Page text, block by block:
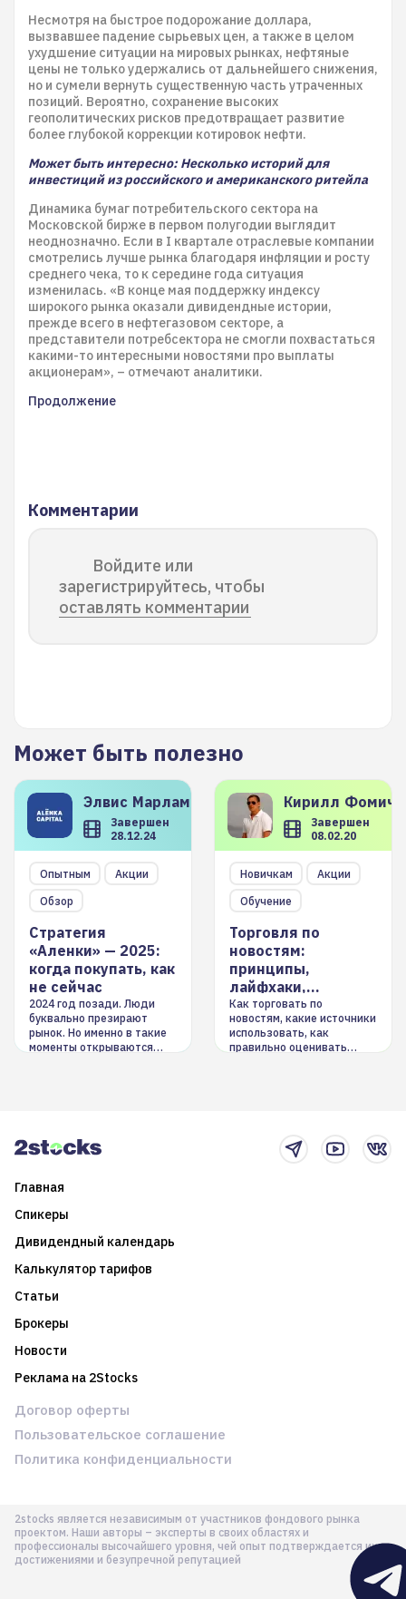
Несмотря на быстрое подорожание доллара,
вызвавшее падение сырьевых цен, а также в целом
ухудшение ситуации на мировых рынках, нефтяные
цены не только удержались от дальнейшего снижения,
но и сумели вернуть существенную часть утраченных
позиций. Вероятно, сохранение высоких
геополитических рисков предотвращает развитие
более глубокой коррекции котировок нефти.
Может быть интересно: Несколько историй для
инвестиций из российского и американского ритейла
Динамика бумаг потребительского сектора на
Московской бирже в первом полугодии выглядит
неоднозначно. Если в I квартале отраслевые компании
смотрелись лучше рынка благодаря инфляции и росту
среднего чека, то к середине года ситуация
изменилась. «В конце мая поддержку индексу
широкого рынка оказали дивидендные истории,
прежде всего в нефтегазовом секторе, а
представители потребсектора не смогли похвастаться
какими-то интересными новостями про выплаты
акционерам», – отмечают аналитики.
Продолжение
Комментарии
Войдите или
зарегистрируйтесь, чтобы
оставлять комментарии
Может быть полезно
Элвис Марламов
Завершен
28.12.24
Опытным
Акции
Обзор
Стратегия
«Аленки» — 2025:
когда покупать, как
не сейчас
2024 год позади. Люди
буквально презирают
рынок. Но именно в такие
моменты открываются
Кирилл
Завершен
08.02.20
Новичкам
Акции
Обучение
Торговля по
новостям:
принципы,
лайфхаки,
инструменты
Как торговать по
новостям, какие источники
использовать, как
правильно оценивать
Главная
Спикеры
Дивидендный календарь
Калькулятор тарифов
Статьи
Брокеры
Новости
Реклама на 2Stocks
2stocks является независимым от участников фондового рынка
проектом. Наши авторы – эксперты в своих областях и
профессионалы высочайшего уровня, чей опыт подтверждается их
достижениями и безупречной репутацией
Договор оферты
Пользовательское соглашение
Политика конфиденциальности